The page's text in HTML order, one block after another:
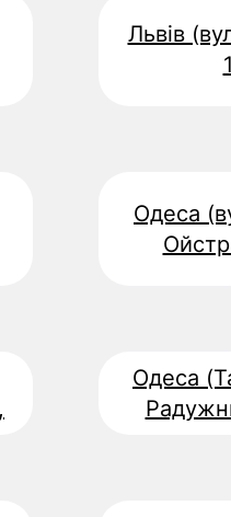
Львів
Одеса
Одеса